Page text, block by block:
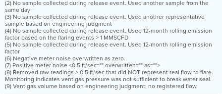
(2) No sample collected during release event. Used another sample from the
same day
(3) No sample collected during release event. Used another representative
sample based on engineering judgment
(4) No sample collected during release event. Used 12-month rolling emission
factor based on the flaring events > 1 MMSCFD
(5) No sample collected during release event. Used 12-month rolling emission
factor
(6) Negative meter noise overwritten as zero.
(7) Positive meter noise <0.5 ft/sec="" overwritten="" as="">
(8) Removed raw readings > 0.5 ft/sec that did NOT represent real flow to flare.
Monitoring indicates vent gas pressure was not sufficient to break water seal.
(9) Vent gas volume based on engineering judgment; no registered flow.